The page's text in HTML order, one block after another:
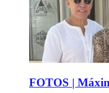
FOTOS |